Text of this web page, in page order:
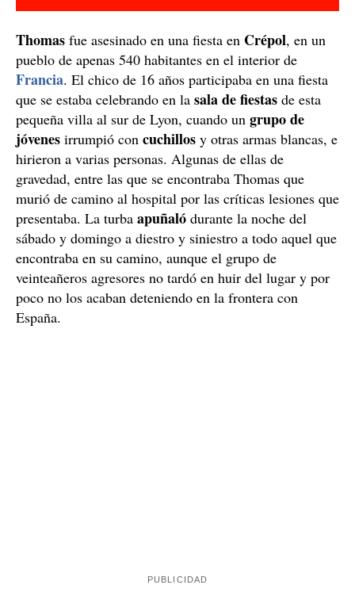
Thomas fue asesinado en una fiesta en Crépol, en un
pueblo de apenas 540 habitantes en el interior de
Francia. El chico de 16 años participaba en una fiesta
que se estaba celebrando en la sala de fiestas de esta
pequeña villa al sur de Lyon, cuando un grupo de
jóvenes irrumpió con cuchillos y otras armas blancas, e
hirieron a varias personas. Algunas de ellas de
gravedad, entre las que se encontraba Thomas que
murió de camino al hospital por las críticas lesiones que
presentaba. La turba apuñaló durante la noche del
sábado y domingo a diestro y siniestro a todo aquel que
encontraba en su camino, aunque el grupo de
veinteañeros agresores no tardó en huir del lugar y por
poco no los acaban deteniendo en la frontera con
España.